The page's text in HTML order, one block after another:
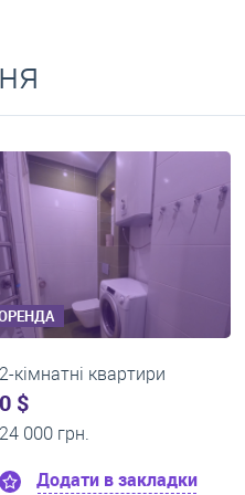
ОРЕНДА
2-кімнатні квартири
16 000 грн.
Додати в закладки